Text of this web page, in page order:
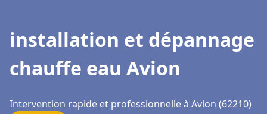
installation et dépannage
chauffe eau Avion
Intervention rapide et professionnelle à Avion (62210)